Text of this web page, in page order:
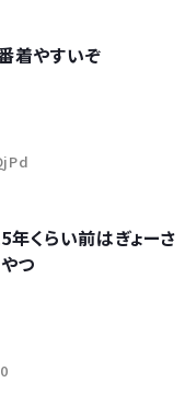
着やすいぞ
くらい前はぎょーさ
つ